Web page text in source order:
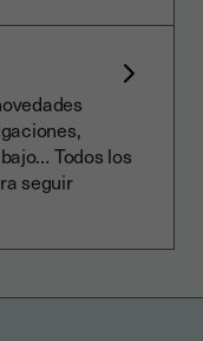
Todos los
seguir